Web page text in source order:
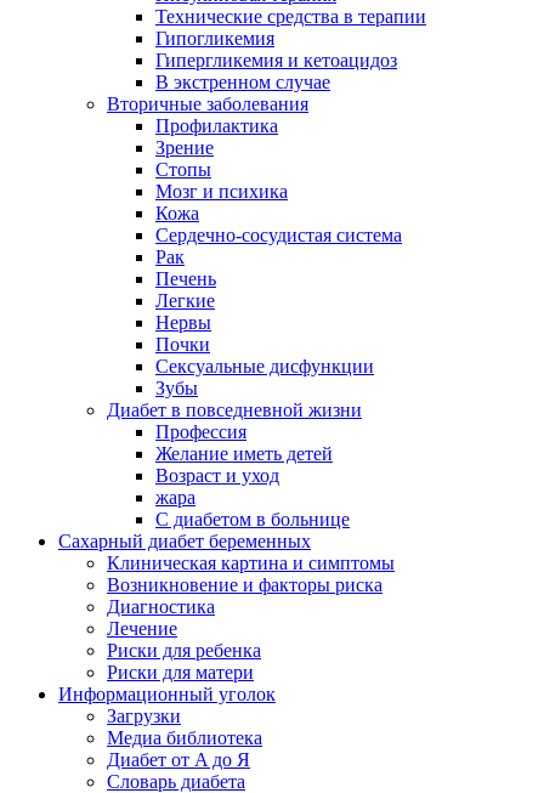
Технические средства в терапии
Гипогликемия
Гипергликемия и кетоацидоз
В экстренном случае
Вторичные заболевания
Профилактика
Зрение
Стопы
Мозг и психика
Кожа
Сердечно-сосудистая система
Рак
Печень
Легкие
Нервы
Почки
Сексуальные дисфункции
Зубы
Диабет в повседневной жизни
Профессия
Желание иметь детей
Возраст и уход
жара
С диабетом в больнице
Сахарный диабет беременных
Клиническая картина и симптомы
Возникновение и факторы риска
Диагностика
Лечение
Риски для ребенка
Риски для матери
Информационный уголок
Загрузки
Медиа библиотека
Диабет от A до Я
Словарь диабета